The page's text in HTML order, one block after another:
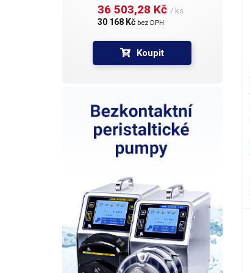
36 503,28 Kč / ks
30 168 Kč bez DPH
Koupit